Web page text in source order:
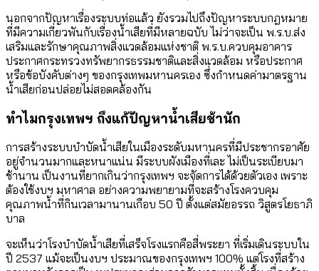
นอกจากปัญหาเรื่องระบบท่อแล้ว ยังรวมไปถึงปัญหาระบบกฎหมาย
ที่มีความเกี่ยวพันกับเรื่องน้ำเสียที่มีหลายฉบับ ไม่ว่าจะเป็น พ.ร.บ.ส่ง
เสริมและรักษาคุณภาพสิ่งแวดล้อมแห่งชาติ พ.ร.บ.ควบคุมอาคาร
ประกาศกระทรวงทรัพยากรธรรมชาติและสิ่งแวดล้อม หรือประกาศ
หรือข้อบังคับต่างๆ ของกรุงเทพมหานครเอง ซึ่งกำหนดค่ามาตรฐาน
น้ำเสียก่อนปล่อยไม่สอดคล้องกัน
ทำไมกรุงเทพฯ ถึงแก้ปัญหาน้ำเสียช้านัก
การสร้างระบบบำบัดน้ำเสียในเมืองระดับมหานครที่มีประชากรอาศัย
อยู่จำนวนมากและหนาแน่น มีระบบผังเมืองที่เละ ไม่เป็นระเบียบมา
ช้านาน เป็นงานที่ยากเกินว่ากรุงเทพฯ จะจัดการได้ด้วยตัวเอง เพราะ
ต้องใช้งบฯ มหาศาล อย่างความพยายามที่จะสร้างโรงควบคุม
คุณภาพน้ำที่กินเวลามานานเกือบ 50 ปี ตั้งแต่สมัยอรรถ วิสูตรโยธาภิ
บาล
จะเห็นว่าโรงบำบัดน้ำเสียที่เสร็จโรงแรกคือสี่พระยา ที่เริ่มเดินระบบใน
ปี 2537 แม้จะเป็นงบฯ ประมาณของกรุงเทพฯ 100% แต่โรงที่สร้าง